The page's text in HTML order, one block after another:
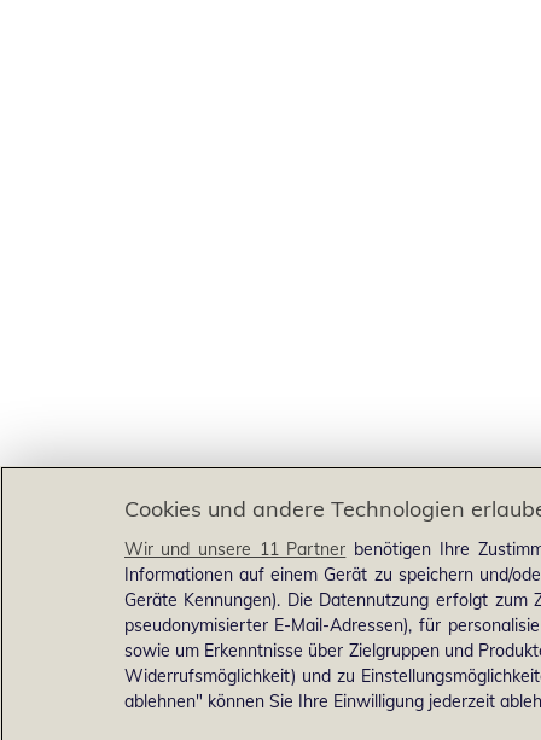
Cookies und andere Technologien
Wir und unsere 11 Partner benötigen Ihre
Informationen auf einem Gerät zu speichern und/
Geräte Kennungen). Die Datennutzung erfolgt
pseudonymisierter E-Mail-Adressen), für
sowie um Erkenntnisse über Zielgruppen und
Widerrufsmöglichkeit) und zu
ablehnen" können Sie Ihre Einwilligung jederzeit